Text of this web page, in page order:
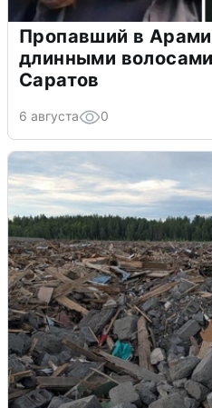
Пропавший в
длинными
Саратов
6 августа 0